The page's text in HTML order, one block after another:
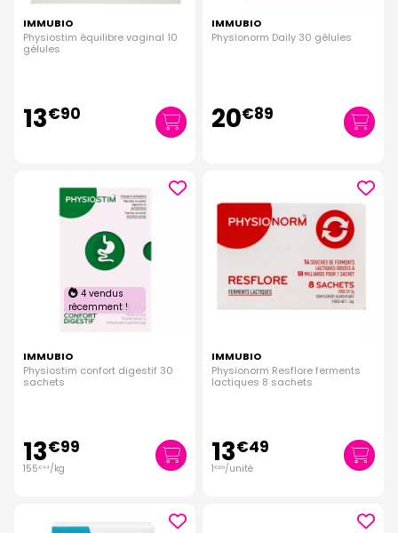
IMMUBIO
Physiostim équilibre vaginal 10
gélules
13€90
IMMUBIO
Physionorm Daily 30 gélules
20€89
4 vendus
récemment !
IMMUBIO
Physiostim confort digestif 30
sachets
13€99
155€44 /kg
IMMUBIO
Physionorm Resflore ferments
lactiques 8 sachets
13€49
1€69/unité